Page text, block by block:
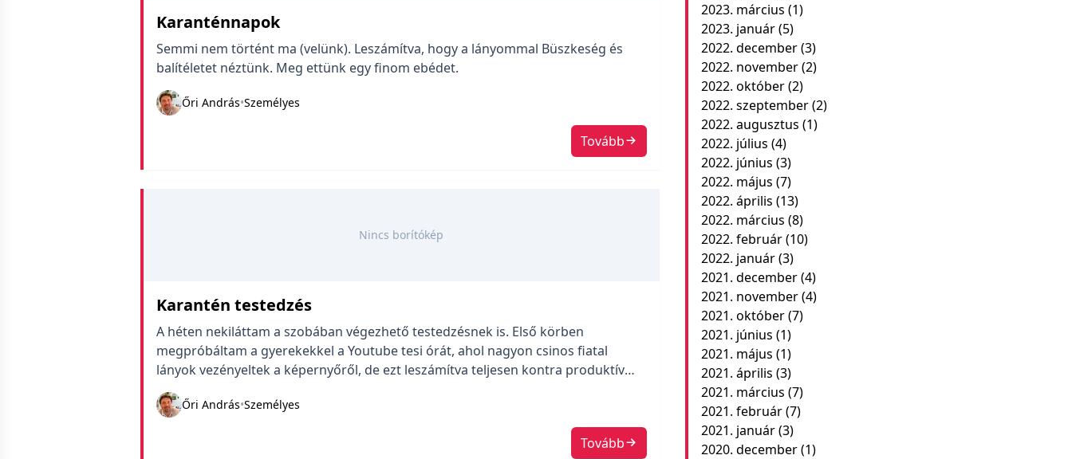
Karanténnapok
Semmi nem történt ma (velünk). Leszámítva, hogy a lányommal Büszkeség és
balítéletet néztünk. Meg ettünk egy finom ebédet.
Őri András•Személyes
Tovább
Nincs borítókép
Karantén testedzés
A héten nekiláttam a szobában végezhető testedzésnek is. Első körben
megpróbáltam a gyerekekkel a Youtube tesi órát, ahol nagyon csinos fiatal
lányok vezényeltek a képernyőről, de ezt leszámítva teljesen kontra produktív
volt, mert olyan testrészeiket érték el, amiket én gyerekkoromban is képtelen
voltam. Így aztán újra felültem a szobabiciklire (milyen jó, hogy van) és 4 […]
Őri András•Személyes
Tovább
2023. március (1)
2023. január(5)
2022. december(3)
2022. november(2)
2022. október(2)
2022. szeptember(2)
2022. augusztus (1)
2022. július (4)
2022. június (3)
2022. május (7)
2022. április (13)
2022. március (8)
2022. február(10)
2022. január(3)
2021. december(4)
2021. november(4)
2021. október(7)
2021. június (1)
2021. május (1)
2021. április (3)
2021. március (7)
2021. február(7)
2021. január(3)
2020. december(1)